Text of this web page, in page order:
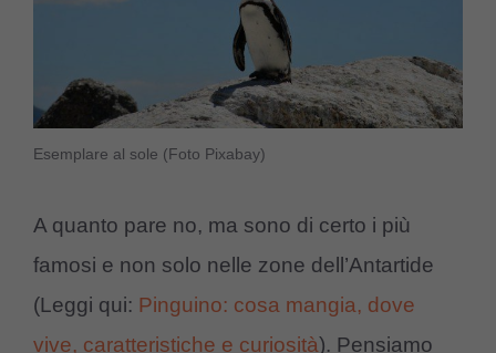
Esemplare al sole (Foto Pixabay)
A quanto pare no, ma sono di certo i più
famosi e non solo nelle zone dell’Antartide
(Leggi qui: Pinguino: cosa mangia, dove
vive, caratteristiche e curiosità). Pensiamo